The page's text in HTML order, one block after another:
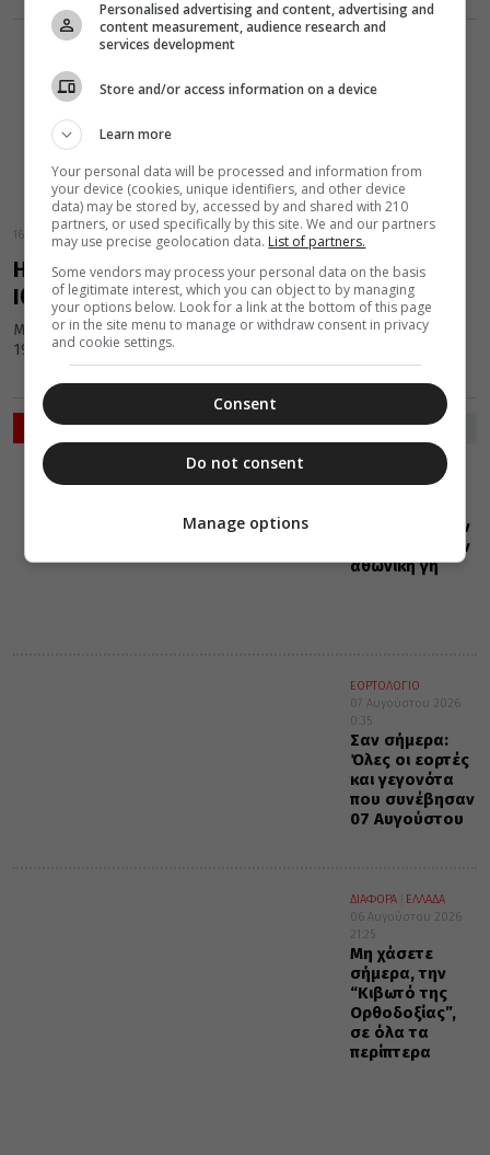
16 Μαΐου 2013
Η γιορτή νεολαίας της Ι.Μ. Λευκάδος και
Ιθάκης
Μια ξεχωριστή γιορτή για τους νέους διοργανώνει την Κυριακή
19 Μαΐου η Ιερά Μητρόπολη Λευκάδος και Ιθάκης.
ΡΟΗ ΕΙΔΗΣΕΩΝ
ΕΛΛΑΔΑ
07 Αυγούστου 2026
Διδαχές για την
προσευχή στην
αθωνική γη
ΕΟΡΤΟΛΟΓΙΟ
07 Αυγούστου 2026
0:35
Σαν σήμερα:
Όλες οι εορτές
και γεγονότα
που συνέβησαν
07 Αυγούστου
ΔΙΑΦΟΡΑ
ΕΛΛΑΔΑ
06 Αυγούστου 2026
21:25
Μη χάσετε
σήμερα, την
“Κιβωτό της
Ορθοδοξίας”,
σε όλα τα
περίπτερα
Personalised advertising and content, advertising and
content measurement, audience research and
services development
Store and/or access information on a device
Learn more
Your personal data will be processed and information from
your device (cookies, unique identifiers, and other device
data) may be stored by, accessed by and shared with 210
partners, or used specifically by this site. We and our partners
may use precise geolocation data. List of partners.
Some vendors may process your personal data on the basis
of legitimate interest, which you can object to by managing
your options below. Look for a link at the bottom of this page
or in the site menu to manage or withdraw consent in privacy
and cookie settings.
Consent
Do not consent
Manage options